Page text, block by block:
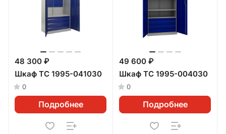
48 300 ₽
Шкаф ТС 1995-041030
0
Подробнее
49 600 ₽
Шкаф ТС 1995-004030
0
Подробнее